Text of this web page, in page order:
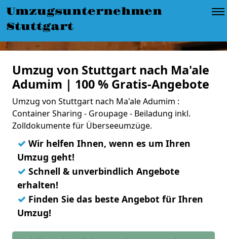
Umzugsunternehmen
Stuttgart
Umzug von Stuttgart nach Ma'ale
Adumim | 100 % Gratis-Angebote
Umzug von Stuttgart nach Ma'ale Adumim :
Container Sharing - Groupage - Beiladung inkl.
Zolldokumente für Überseeumzüge.
✓ Wir helfen Ihnen, wenn es um Ihren
Umzug geht!
✓ Schnell & unverbindlich Angebote
erhalten!
✓ Finden Sie das beste Angebot für Ihren
Umzug!